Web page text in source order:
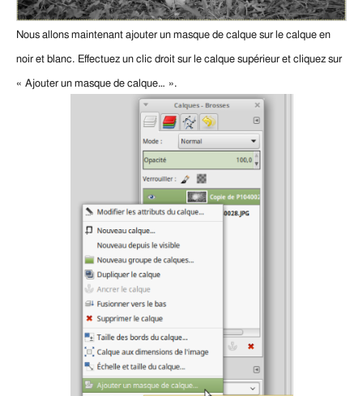
Nous allons maintenant ajouter un masque de calque sur le calque en
noir et blanc. Effectuez un clic droit sur le calque supérieur et cliquez sur
« Ajouter un masque de calque… ».